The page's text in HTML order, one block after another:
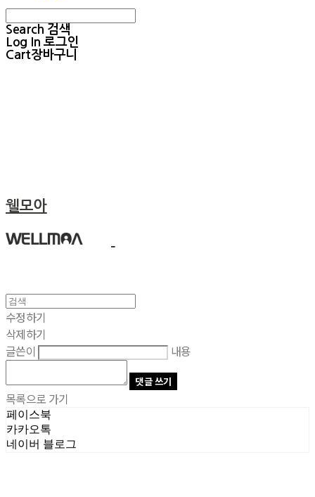
Search 검색
Log In 로그인
Cart장바구니
웰모아
수정하기
삭제하기
글쓴이
내용
댓글 쓰기
목록으로 가기
페이스북
카카오톡
네이버 블로그